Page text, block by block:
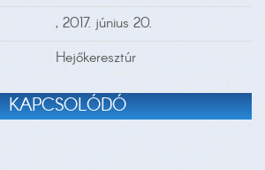
, 2017. június 20.
Hejőkeresztúr
KAPCSOLÓDÓ